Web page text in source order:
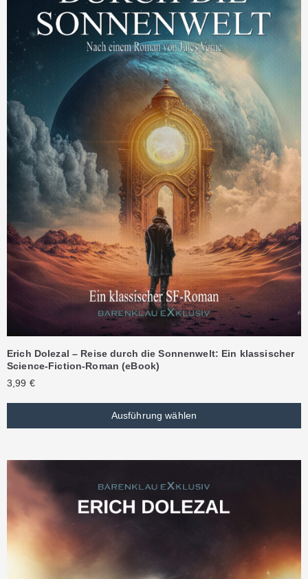
Erich Dolezal – Reise durch die Sonnenwelt: Ein klassischer
Science-Fiction-Roman (eBook)
3,99 €
Ausführung wählen